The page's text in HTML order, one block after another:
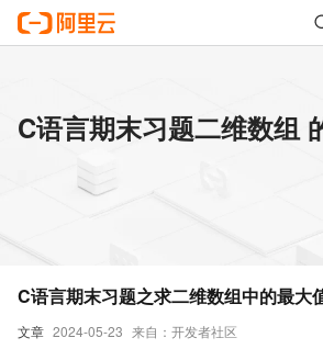
C语言期末习题二维数组
文章 2024-05-23 来自：开发者社区
C语言期末习题之求二维数组中的最大